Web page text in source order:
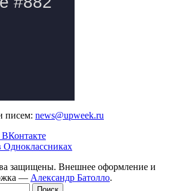
писем: news@upweek.ru
Одноклассниках
защищены. Внешнее оформление и
— Александр Батолло.